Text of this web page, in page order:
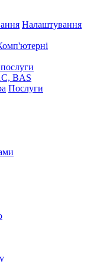
Налаштування
BAS
Послуги